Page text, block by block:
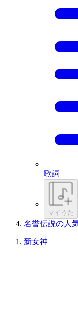
歌詞
マイうた
名誉伝説の人
新女神